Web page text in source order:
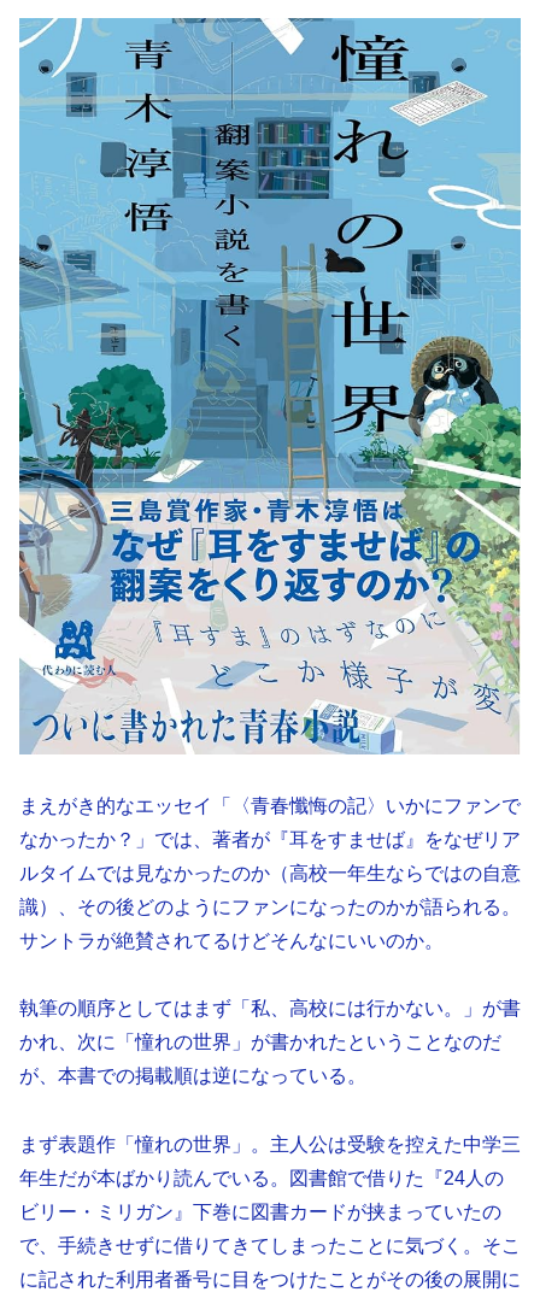
まえがき的なエッセイ「〈青春懺悔の記〉いかにファンで
なかったか？」では、著者が『耳をすませば』をなぜリア
ルタイムでは見なかったのか（高校一年生ならではの自意
識）、その後どのようにファンになったのかが語られる。
サントラが絶賛されてるけどそんなにいいのか。
執筆の順序としてはまず「私、高校には行かない。」が書
かれ、次に「憧れの世界」が書かれたということなのだ
が、本書での掲載順は逆になっている。
まず表題作「憧れの世界」。主人公は受験を控えた中学三
年生だが本ばかり読んでいる。図書館で借りた『24人の
ビリー・ミリガン』下巻に図書カードが挟まっていたの
で、手続きせずに借りてきてしまったことに気づく。そこ
に記された利用者番号に目をつけたことがその後の展開に